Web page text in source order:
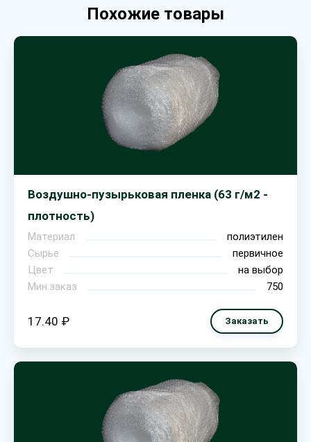
Похожие товары
Воздушно-пузырьковая пленка (63 г/м2 -
плотность)
Материал
полиэтилен
Сырье
первичное
Цвет
на выбор
Мин.заказ
750
17.40 ₽ Заказать